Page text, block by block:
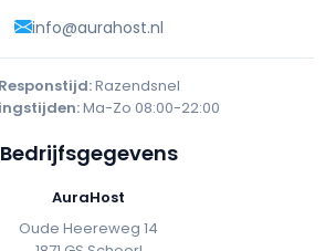
info@aurahost.nl
Responstijd:Razendsnel
Ma-Zo 08:00-22:00
Bedrijfsgegevens
AuraHost
Oude Heereweg 14